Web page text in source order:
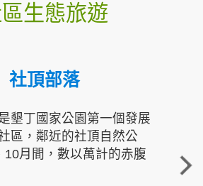
生態旅遊
社頂部落
墾丁國家公園第一個發展
區，鄰近的社頂自然公
10月間，數以萬計的赤腹
重
走進